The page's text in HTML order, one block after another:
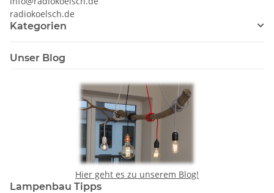
radiokoelsch.de
Kategorien
Unser Blog
Hier geht es zu unserem Blog!
Lampenbau Tipps